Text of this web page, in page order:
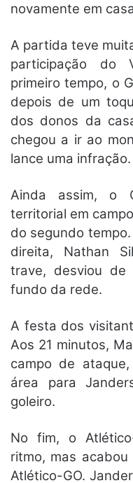
novamente em
A partida teve
participação do
primeiro tempo, o
depois de um
dos donos da
chegou a ir ao
lance uma infração.
Ainda assim, o
territorial em
do segundo
direita, Nathan
trave, desviou
fundo da rede.
A festa dos
Aos 21 minutos,
campo de
área para
goleiro.
No fim, o
ritmo, mas
Atlético-GO.